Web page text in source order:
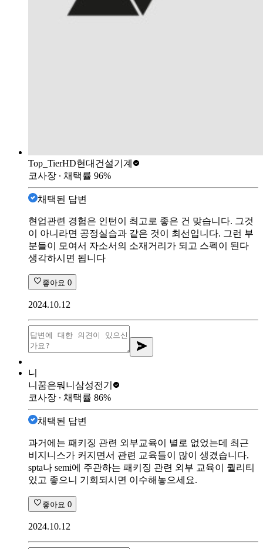
Top_TierHD현대건설기계
코사장 ∙ 채택률 96%
채택된 답변
현업관련 경험은 인턴이 최고로 좋은 건 맞습니다. 그것
이 아니라면 공정실습과 같은 것이 최선입니다. 그런 부
분들이 모여서 자소서의 소재거리가 되고 스펙이 된다
생각하시면 됩니다
좋아요 0
2024.10.12
니
니꿈은뭐니 삼성전기
코사장 ∙ 채택률 86%
채택된 답변
과거에는 패키징 관련 외부교육이 별로 없었는데 최근
비지니스가 커지면서 관련 교육들이 많이 생겼습니다.
spta나 semi에 주관하는 패키징 관련 외부 교육이 퀄리티
있고 좋으니 기회되시면 이수해놓으세요.
좋아요 0
2024.10.12